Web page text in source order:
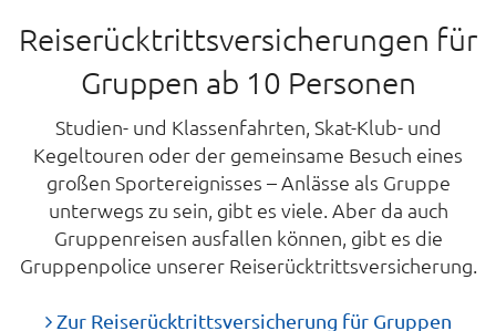
Reiserücktrittsversicherungen für
Gruppen ab 10 Personen
Studien- und Klassenfahrten, Skat-Klub- und
Kegeltouren oder der gemeinsame Besuch eines
großen Sportereignisses – Anlässe als Gruppe
unterwegs zu sein, gibt es viele. Aber da auch
Gruppenreisen ausfallen können, gibt es die
Gruppenpolice unserer Reiserücktrittsversicherung.
Zur Reiserücktrittsversicherung für Gruppen